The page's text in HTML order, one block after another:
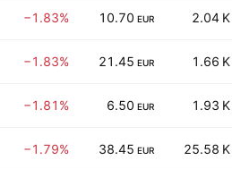
−1.83% 10.70 EUR 2.04 K
−1.83% 21.45 EUR 1.66 K
−1.81% 6.50 EUR 1.93 K
−1.79% 38.45 EUR 25.58 K